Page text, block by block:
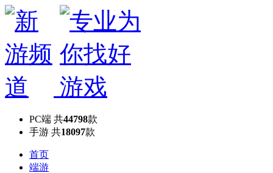
PC端 共44798款
手游 共18097款
首页
端游